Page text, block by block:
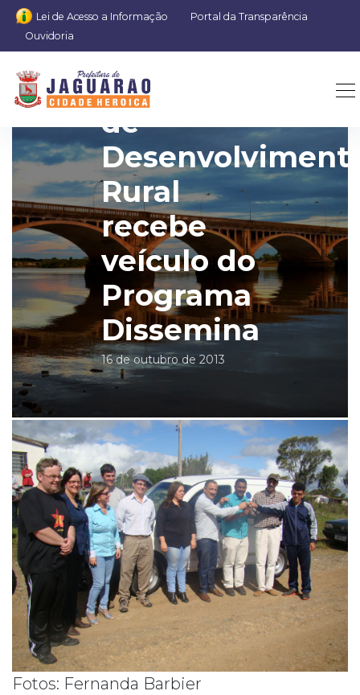
Lei de Acesso a Informação
Portal da Transparência
Ouvidoria
Secretaria
de
Rural
recebe
veículo do
Programa
Dissemina
16 de outubro de 2013
Fotos: Fernanda Barbier